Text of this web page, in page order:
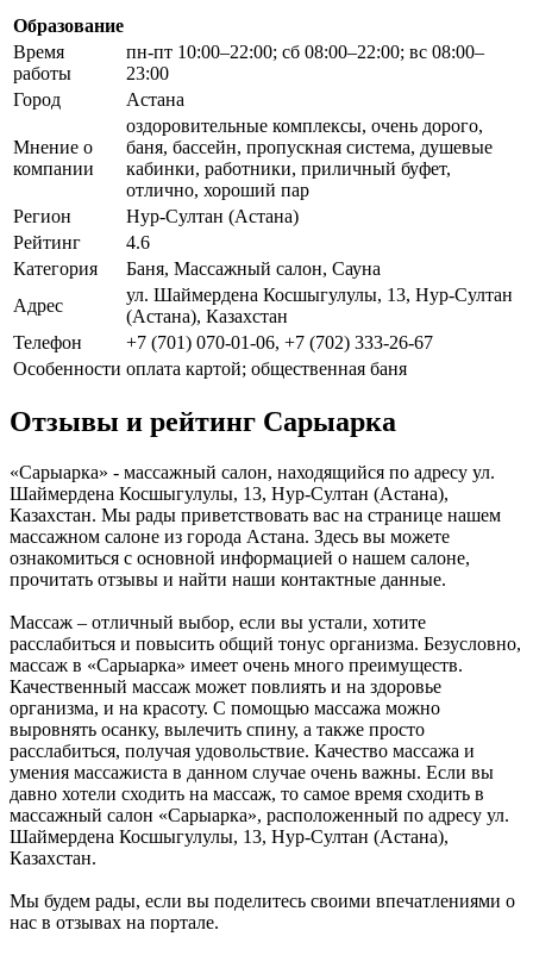
Образование
Время
работы
пн-пт 10:00–22:00; сб 08:00–22:00; вс 08:00–
23:00
Город
Астана
Мнение о
компании
оздоровительные комплексы, очень дорого,
баня, бассейн, пропускная система, душевые
кабинки, работники, приличный буфет,
отлично, хороший пар
Регион
Нур-Султан (Астана)
Рейтинг
4.6
Категория
Баня, Массажный салон, Сауна
Адрес
ул. Шаймердена Косшыгулулы, 13, Нур-Султан
(Астана), Казахстан
Телефон
+7 (701) 070-01-06, +7 (702) 333-26-67
Особенности оплата картой; общественная баня
Отзывы и рейтинг Сарыарка
«Сарыарка» - массажный салон, находящийся по адресу ул.
Шаймердена Косшыгулулы, 13, Нур-Султан (Астана),
Казахстан. Мы рады приветствовать вас на странице нашем
массажном салоне из города Астана. Здесь вы можете
ознакомиться с основной информацией о нашем салоне,
прочитать отзывы и найти наши контактные данные.
Массаж – отличный выбор, если вы устали, хотите
расслабиться и повысить общий тонус организма. Безусловно,
массаж в «Сарыарка» имеет очень много преимуществ.
Качественный массаж может повлиять и на здоровье
организма, и на красоту. С помощью массажа можно
выровнять осанку, вылечить спину, а также просто
расслабиться, получая удовольствие. Качество массажа и
умения массажиста в данном случае очень важны. Если вы
давно хотели сходить на массаж, то самое время сходить в
массажный салон «Сарыарка», расположенный по адресу ул.
Шаймердена Косшыгулулы, 13, Нур-Султан (Астана),
Казахстан.
Мы будем рады, если вы поделитесь своими впечатлениями о
нас в отзывах на портале.